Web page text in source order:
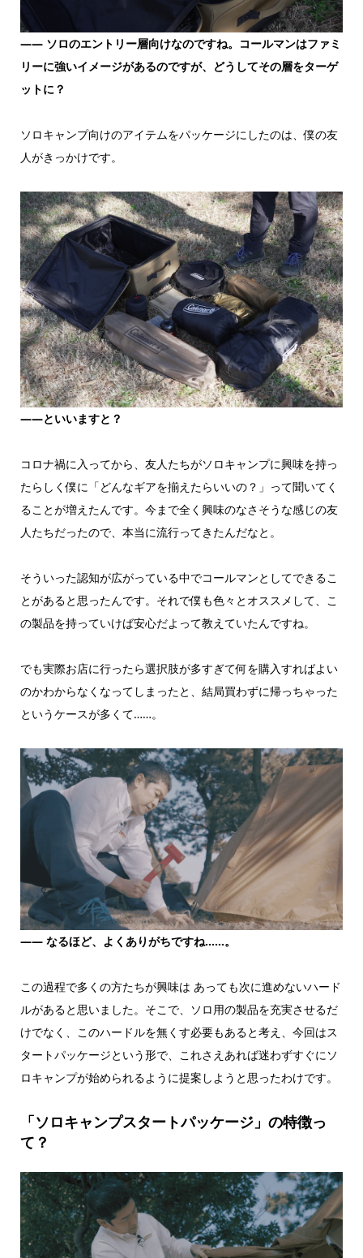
―― ソロのエントリー層向けなのですね。コールマンはファミ
リーに強いイメージがあるのですが、どうしてその層をターゲ
ットに？
ソロキャンプ向けのアイテムをパッケージにしたのは、僕の友
人がきっかけです。
――といいますと？
コロナ禍に入ってから、友人たちがソロキャンプに興味を持っ
たらしく僕に「どんなギアを揃えたらいいの？」って聞いてく
ることが増えたんです。今まで全く興味のなさそうな感じの友
人たちだったので、本当に流行ってきたんだなと。
そういった認知が広がっている中でコールマンとしてできるこ
とがあると思ったんです。それで僕も色々とオススメして、こ
の製品を持っていけば安心だよって教えていたんですね。
でも実際お店に行ったら選択肢が多すぎて何を購入すればよい
のかわからなくなってしまったと、結局買わずに帰っちゃった
というケースが多くて……。
――なるほど、よくありがちですね……。
この過程で多くの方たちが興味は あっても次に進めないハード
ルがあると思いました。そこで、ソロ用の製品を充実させるだ
けでなく、このハードルを無くす必要もあると考え、今回はス
タートパッケージという形で、これさえあれば迷わずすぐにソ
ロキャンプが始められるように提案しようと思ったわけです。
「ソロキャンプスタートパッケージ」の特徴っ
て？